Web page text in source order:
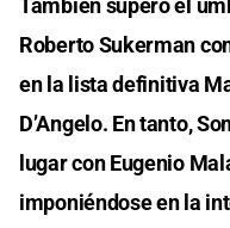
También superó el
Roberto Sukerman
en la lista definitiva
D’Angelo. En tanto,
lugar con Eugenio
imponiéndose en la